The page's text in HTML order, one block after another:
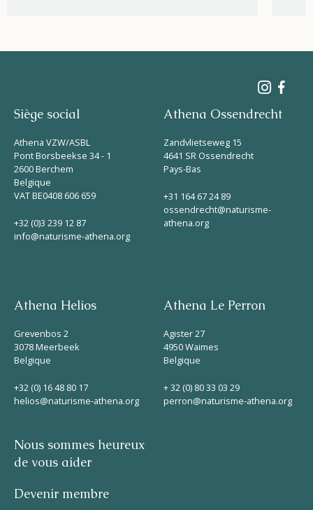
Siège social
Athena VZW/ASBL
Pont Borsbeekse 34 - 1
2600 Berchem
Belgique
VAT BE0408 606 659
+32 (0)3 239 12 87
info@naturisme-athena.org
Athena Ossendrecht
Zandvlietseweg 15
4641 SR Ossendrecht
Pays-Bas
+31 164 67 24 89
ossendrecht@naturisme-
athena.org
Athena Helios
Grevenbos 2
3078 Meerbeek
Belgique
+32 (0) 16 48 80 17
helios@naturisme-athena.org
Athena Le Perron
Agister 27
4950 Waimes
Belgique
+ 32 (0) 80 33 03 29
perron@naturisme-athena.org
Nous sommes heureux
de vous aider
Devenir membre